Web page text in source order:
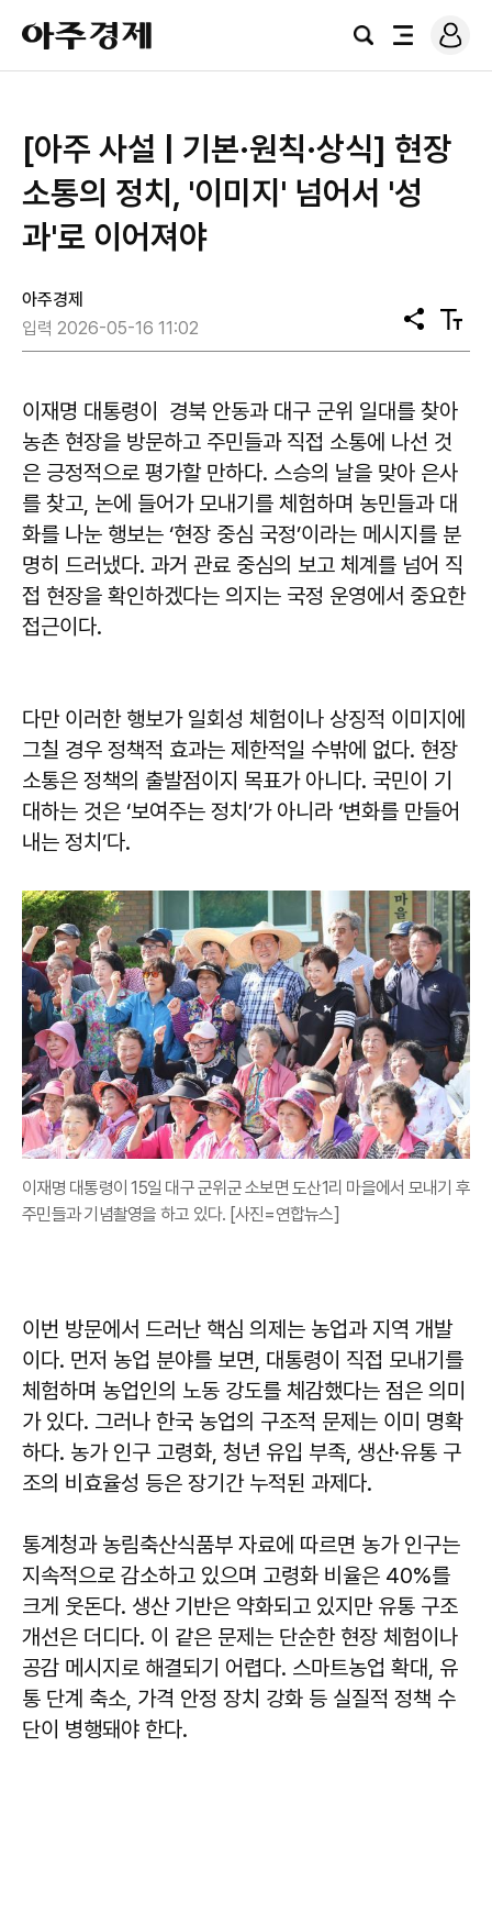
아
주
경
검
전
로
그
[아주 사설 | 기본·원칙·상식] 현장
소통의 정치, '이미지' 넘어서 '성
과'로 이어져야
아주경제
입력 2026-05-16 11:02
공
유
텍
스
기
이재명 대통령이 경북 안동과 대구 군위 일대를 찾아
농촌 현장을 방문하고 주민들과 직접 소통에 나선 것
은 긍정적으로 평가할 만하다. 스승의 날을 맞아 은사
를 찾고, 논에 들어가 모내기를 체험하며 농민들과 대
화를 나눈 행보는 ‘현장 중심 국정’이라는 메시지를 분
명히 드러냈다. 과거 관료 중심의 보고 체계를 넘어 직
접 현장을 확인하겠다는 의지는 국정 운영에서 중요한
접근이다.
다만 이러한 행보가 일회성 체험이나 상징적 이미지에
그칠 경우 정책적 효과는 제한적일 수밖에 없다. 현장
소통은 정책의 출발점이지 목표가 아니다. 국민이 기
대하는 것은 ‘보여주는 정치’가 아니라 ‘변화를 만들어
내는 정치’다.
이재명 대통령이 15일 대구 군위군 소보면 도산1리 마을에서 모내기 후
주민들과 기념촬영을 하고 있다. [사진=연합뉴스]
이번 방문에서 드러난 핵심 의제는 농업과 지역 개발
이다. 먼저 농업 분야를 보면, 대통령이 직접 모내기를
체험하며 농업인의 노동 강도를 체감했다는 점은 의미
가 있다. 그러나 한국 농업의 구조적 문제는 이미 명확
하다. 농가 인구 고령화, 청년 유입 부족, 생산·유통 구
조의 비효율성 등은 장기간 누적된 과제다.
통계청과 농림축산식품부 자료에 따르면 농가 인구는
지속적으로 감소하고 있으며 고령화 비율은 40%를
크게 웃돈다. 생산 기반은 약화되고 있지만 유통 구조
개선은 더디다. 이 같은 문제는 단순한 현장 체험이나
공감 메시지로 해결되기 어렵다. 스마트농업 확대, 유
통 단계 축소, 가격 안정 장치 강화 등 실질적 정책 수
단이 병행돼야 한다.